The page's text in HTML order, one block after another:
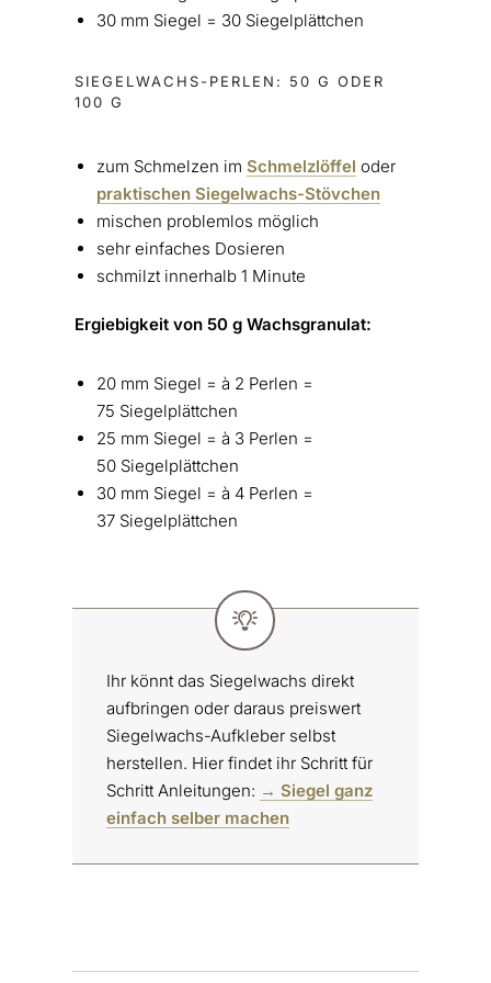
30 mm Siegel = 30 Siegelplättchen
SIEGELWACHS-PERLEN: 50 G ODER
100 G
zum Schmelzen im Schmelzlöffel oder
praktischen Siegelwachs-Stövchen
mischen problemlos möglich
sehr einfaches Dosieren
schmilzt innerhalb 1 Minute
Ergiebigkeit von 50 g Wachsgranulat:
20 mm Siegel = à 2 Perlen =
75 Siegelplättchen
25 mm Siegel = à 3 Perlen =
50 Siegelplättchen
30 mm Siegel = à 4 Perlen =
37 Siegelplättchen
Ihr könnt das Siegelwachs direkt
aufbringen oder daraus preiswert
Siegelwachs-Aufkleber selbst
herstellen. Hier findet ihr Schritt für
Schritt Anleitungen: → Siegel ganz
einfach selber machen